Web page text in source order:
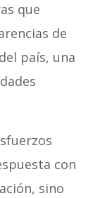
que
de
país, una
con
sino